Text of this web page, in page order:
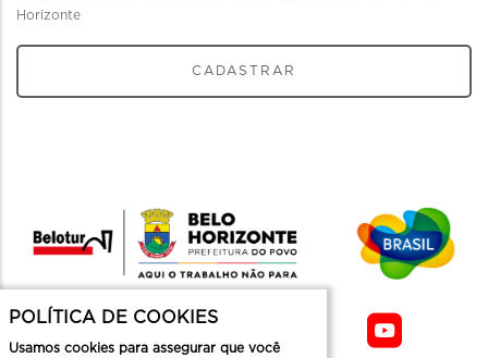
Horizonte
CADASTRAR
POLÍTICA DE COOKIES
Usamos cookies para assegurar que você